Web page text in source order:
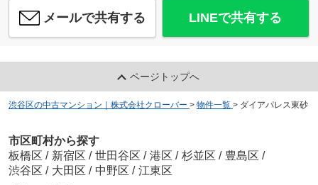
メールで共有する LINEで共有する
ページトップへ
渋谷区の中古マンション｜株式会社クローバー > 物件一覧 > ダイアパレス東砂
市区町村から探す
板橋区 / 新宿区 / 世田谷区 / 港区 / 杉並区 / 豊島区 /
渋谷区 / 大田区 / 中野区 / 江東区